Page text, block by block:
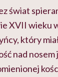
świat
XVII wieku
który
nad nosem